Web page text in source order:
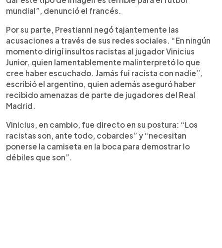
mundial”, denunció el francés.
Por su parte, Prestianni negó tajantemente las
acusaciones a través de sus redes sociales. “En ningún
momento dirigí insultos racistas al jugador Vinicius
Junior, quien lamentablemente malinterpretó lo que
cree haber escuchado. Jamás fui racista con nadie”,
escribió el argentino, quien además aseguró haber
recibido amenazas de parte de jugadores del Real
Madrid.
Vinicius, en cambio, fue directo en su postura: “Los
racistas son, ante todo, cobardes” y “necesitan
ponerse la camiseta en la boca para demostrar lo
débiles que son”.